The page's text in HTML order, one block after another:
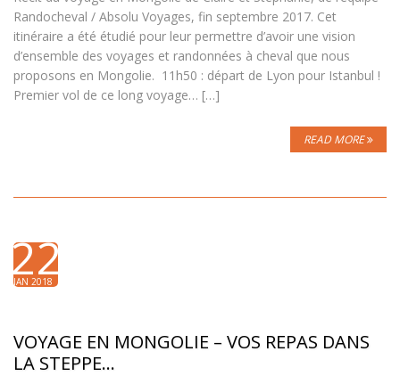
Randocheval / Absolu Voyages, fin septembre 2017. Cet
itinéraire a été étudié pour leur permettre d’avoir une vision
d’ensemble des voyages et randonnées à cheval que nous
proposons en Mongolie. 11h50 : départ de Lyon pour Istanbul !
Premier vol de ce long voyage… […]
READ MORE
22
JAN 2018
VOYAGE EN MONGOLIE – VOS REPAS DANS
LA STEPPE…